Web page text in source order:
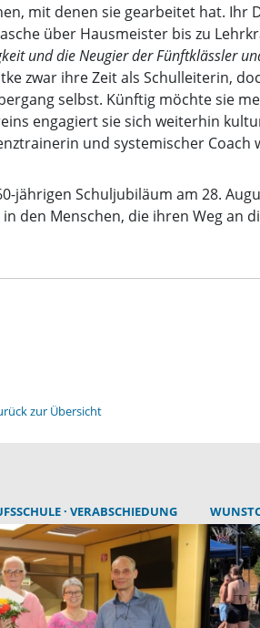
mit denen sie gearbeitet hat. Ihr
über Hausmeister bis zu
und die Neugier der Fünftklässler
zwar ihre Zeit als Schulleiterin,
selbst. Künftig möchte sie
engagiert sie sich weiterhin
und systemischer Coach
Schuljubiläum am 28.
Menschen, die ihren Weg an
zur Übersicht
VERABSCHIEDUNG